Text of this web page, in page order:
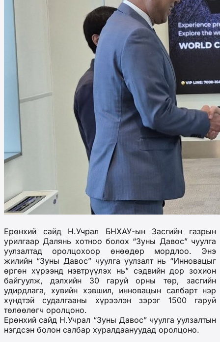
Ерөнхий сайд Н.Учрал БНХАУ-ын Засгийн газрын
урилгаар Далянь хотноо болох “Зуны Давос” чуулга
уулзалтад оролцохоор өнөөдөр мордлоо. Энэ
жилийн “Зуны Давос” чуулга уулзалт нь “Инновацыг
өргөн хүрээнд нэвтрүүлэх нь” сэдвийн дор зохион
байгуулж, дэлхийн 30 гаруй орны төр, засгийн
удирдлага, хувийн хэвшил, инновацын салбарт нэр
хүндтэй судалгааны хүрээлэн зэрэг 1500 гаруй
төлөөлөгч оролцоно.
Ерөнхий сайд Н.Учрал “Зуны Давос” чуулга уулзалтын
нэгдсэн болон салбар хуралдаануудад оролцоно.